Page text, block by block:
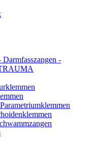
Darmfasszangen -